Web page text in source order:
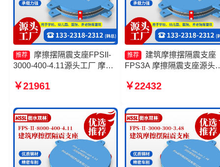
推荐
摩擦摆隔震支座FPSII-
3000-400-4.11源头工厂 摩擦
3.81厂家 摩擦摆隔震支座
家 摩擦摆式隔震支座源头工厂
￥21961
推荐
建筑摩擦摆隔震支座
FPS3A 摩擦隔震支座源头
减隔震摩擦摆支座生产厂家
￥22432